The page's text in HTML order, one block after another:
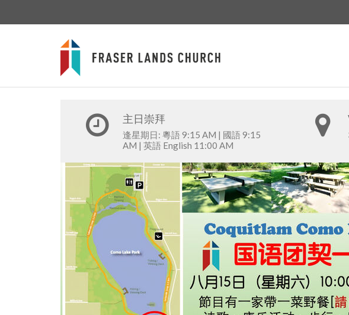
主日崇拜
逢星期日: 粵語 9:15 AM | 國語 9:15
AM | 英語 English 11:00 AM